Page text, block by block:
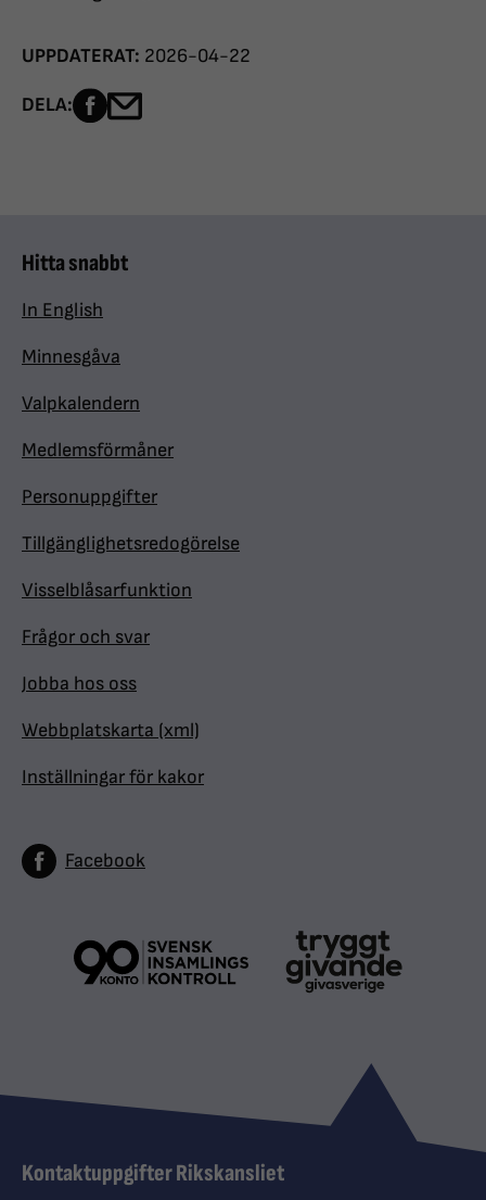
UPPDATERAT: 2026-04-22
DELA: Dela sidan på Facebook
Dela sidan med e-post
Hitta snabbt
In English
Minnesgåva
Valpkalendern
Medlemsförmåner
Personuppgifter
Tillgänglighetsredogörelse
Visselblåsarfunktion
Frågor och svar
Jobba hos oss
Webbplatskarta (xml)
Inställningar för kakor
Facebook
Kontaktuppgifter Rikskansliet